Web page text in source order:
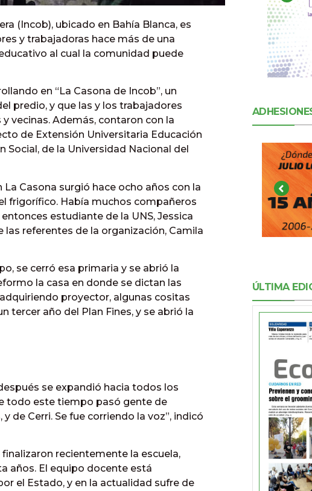
(Incob), ubicado en Bahía Blanca, es
y trabajadoras hace más de una
al cual la comunidad puede
en “La Casona de Incob”, un
predio, y que las y los trabajadores
vecinas. Además, contaron con la
de Extensión Universitaria Educación
de la Universidad Nacional del
Casona surgió hace ocho años con la
frigorífico. Había muchos compañeros
estudiante de la UNS, Jessica
referentes de la organización, Camila
se cerró esa primaria y se abrió la
la casa en donde se dictan las
proyector, algunas cositas
tercer año del Plan Fines, y se abrió la
se expandió hacia todos los
todo este tiempo pasó gente de
de Cerri. Se fue corriendo la voz”, indicó
recientemente la escuela,
años. El equipo docente está
el Estado, y en la actualidad sufre de
ÚLTIMA